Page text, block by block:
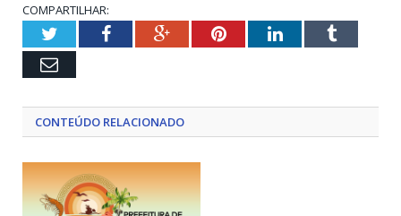
COMPARTILHAR:
TwitterFacebookGoogle+PinterestLinkedInTumblr
Email
CONTEÚDO RELACIONADO